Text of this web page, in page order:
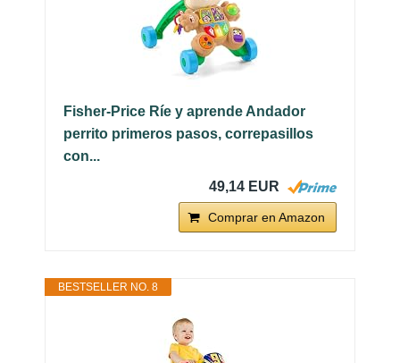
Fisher-Price Ríe y aprende Andador
perrito primeros pasos, correpasillos
con...
49,14 EUR
Comprar en Amazon
BESTSELLER NO. 8